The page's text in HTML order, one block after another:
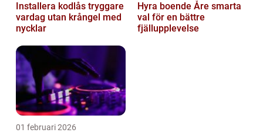
Installera kodlås tryggare
vardag utan krångel med
nycklar
Hyra boende Åre smarta
val för en bättre
fjällupplevelse
01 februari 2026